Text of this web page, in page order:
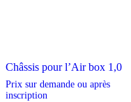
Châssis pour l’Air box 1,0
Prix sur demande ou après
inscription